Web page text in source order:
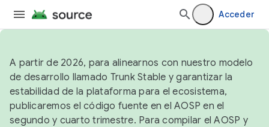
Acceder
A partir de 2026, para alinearnos con nuestro modelo
de desarrollo llamado Trunk Stable y garantizar la
estabilidad de la plataforma para el ecosistema,
publicaremos el código fuente en el AOSP en el
segundo y cuarto trimestre. Para compilar el AOSP y